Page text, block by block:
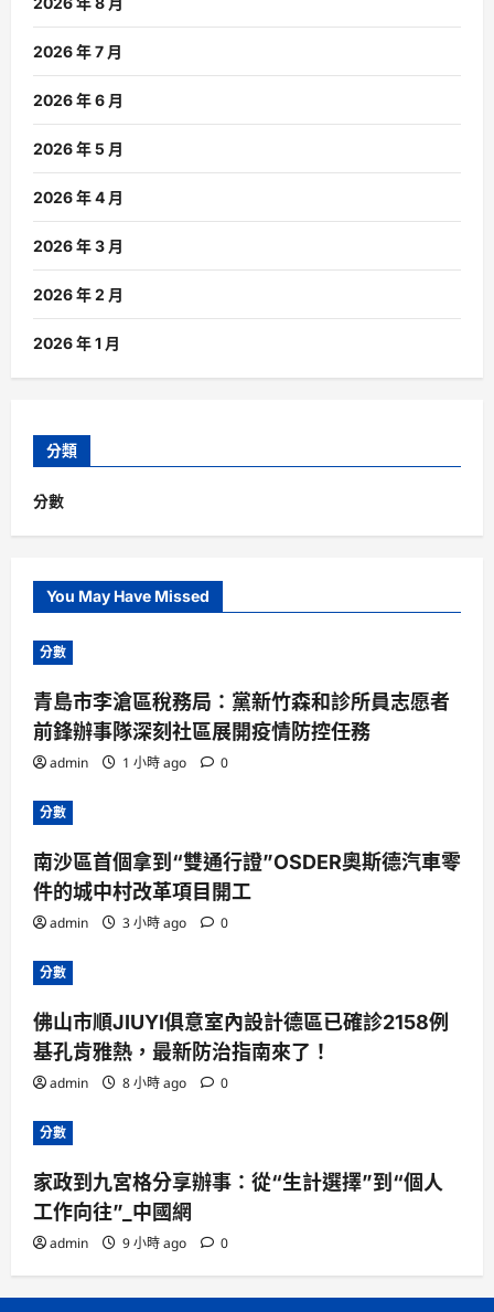
2026 年 7 月
2026 年 6 月
2026 年 5 月
2026 年 4 月
2026 年 3 月
2026 年 2 月
2026 年 1 月
分類
分數
You May Have Missed
分數
青島市李滄區稅務局：黨新竹森和診所員志愿者
前鋒辦事隊深刻社區展開疫情防控任務
admin 1 小時 ago 0
分數
南沙區首個拿到“雙通行證”OSDER奧斯德汽車零
件的城中村改革項目開工
admin 3 小時 ago 0
分數
佛山市順JIUYI俱意室內設計德區已確診2158例
基孔肯雅熱，最新防治指南來了！
admin 8 小時 ago 0
分數
家政到九宮格分享辦事：從“生計選擇”到“個人
工作向往”_中國網
admin 9 小時 ago 0